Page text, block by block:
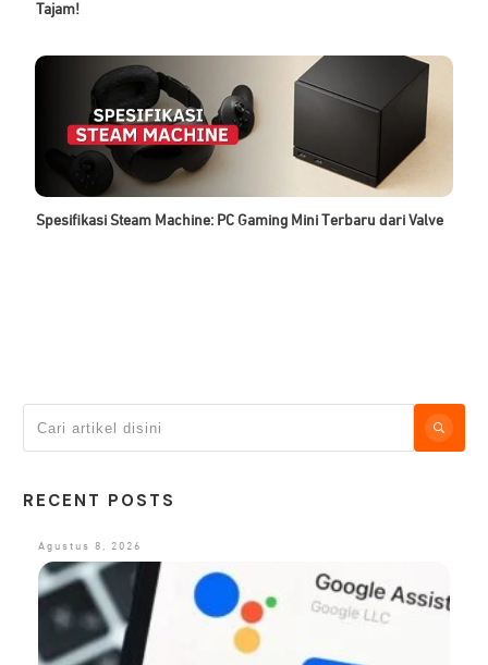
Tajam!
Spesifikasi Steam Machine: PC Gaming Mini Terbaru dari Valve
RECENT POSTS
Agustus 8, 2026